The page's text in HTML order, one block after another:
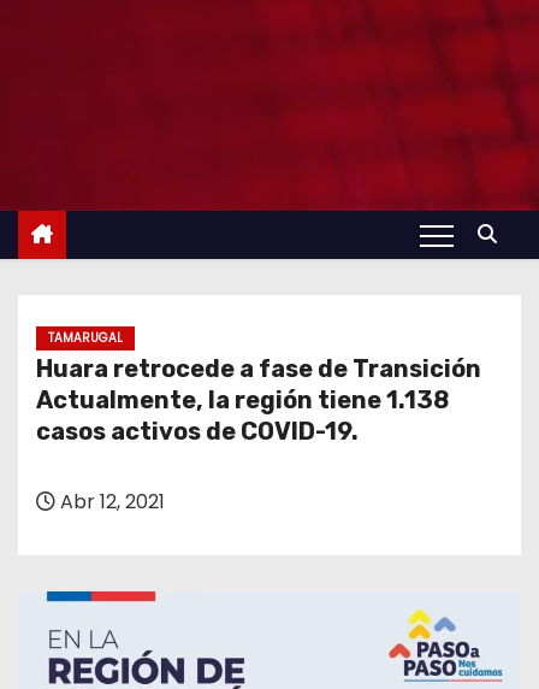
TAMARUGAL
Huara retrocede a fase de Transición
Actualmente, la región tiene 1.138
casos activos de COVID-19.
Abr 12, 2021